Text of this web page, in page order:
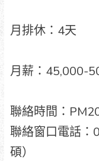
月排休：4天
月薪：45,000-
聯絡時間：
聯絡窗口電話
碩）